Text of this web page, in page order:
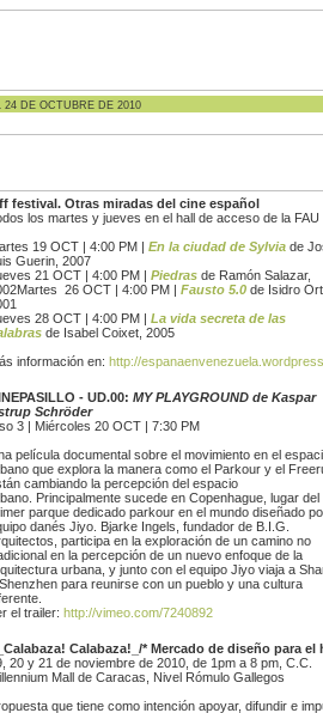
24 DE OCTUBRE DE 2010
festival. Otras miradas del cine español
los martes y jueves en el hall de acceso de la FAU
19 OCT | 4:00 PM | En la ciudad de Sylvia de
Guerin, 2007
21 OCT | 4:00 PM | Piedras de Ramón Salazar,
26 OCT | 4:00 PM | Fausto 5.0 de Isidro
28 OCT | 4:00 PM | La vida secreta de las
de Isabel Coixet, 2005
información en: http://
- UD.00: MY PLAYGROUND de Kaspar
Schröder
3 | Miércoles 20 OCT | 7:30 PM
película documental sobre el movimiento en el
que explora la manera como el Parkour y el
cambiando la percepción del espacio
Principalmente sucede en Copenhague, lugar del
parque dedicado parkour en el mundo diseñado
danés Jiyo. Bjarke Ingels, fundador de B.I.G.
participa en la exploración de un camino no
en la percepción de un nuevo enfoque de la
urbana, y junto con el equipo Jiyo viaja a
para reunirse con un pueblo y una cultura
el trailer: http://vimeo.com/7240892
Calabaza!_/* Mercado de diseño para el
20 y 21 de noviembre de 2010, de 1pm a 8 pm, C.C.
Mall de Caracas, Nivel Rómulo Gallegos
que tiene como intención apoyar, difundir e